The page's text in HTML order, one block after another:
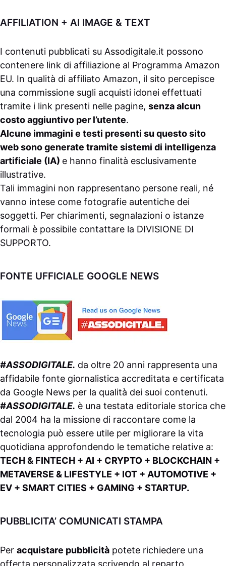
AFFILIATION + AI IMAGE & TEXT
I contenuti pubblicati su Assodigitale.it possono
contenere link di affiliazione al Programma Amazon
EU. In qualità di affiliato Amazon, il sito percepisce
una commissione sugli acquisti idonei effettuati
tramite i link presenti nelle pagine, senza alcun
costo aggiuntivo per l’utente.
Alcune immagini e testi presenti su questo sito
web sono generate tramite sistemi di intelligenza
artificiale (IA) e hanno finalità esclusivamente
illustrative.
Tali immagini non rappresentano persone reali, né
vanno intese come fotografie autentiche dei
soggetti. Per chiarimenti, segnalazioni o istanze
formali è possibile contattare la DIVISIONE DI
SUPPORTO.
FONTE UFFICIALE GOOGLE NEWS
#ASSODIGITALE. da oltre 20 anni rappresenta una
affidabile fonte giornalistica accreditata e certificata
da Google News per la qualità dei suoi contenuti.
#ASSODIGITALE. è una testata editoriale storica che
dal 2004 ha la missione di raccontare come la
tecnologia può essere utile per migliorare la vita
quotidiana approfondendo le tematiche relative a:
TECH & FINTECH + AI + CRYPTO + BLOCKCHAIN +
METAVERSE & LIFESTYLE + IOT + AUTOMOTIVE +
EV + SMART CITIES + GAMING + STARTUP.
PUBBLICITA’ COMUNICATI STAMPA
Per acquistare pubblicità potete richiedere una
offerta personalizzata scrivendo al reparto